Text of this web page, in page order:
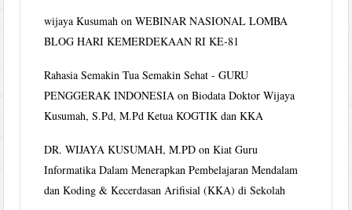
wijaya Kusumah onWEBINAR NASIONAL LOMBA
BLOG HARI KEMERDEKAAN RI KE-81
Rahasia Semakin Tua Semakin Sehat - GURU
PENGGERAK INDONESIA onBiodata Doktor Wijaya
Kusumah, S.Pd, M.Pd Ketua KOGTIK dan KKA
DR. WIJAYA KUSUMAH, M.PD onKiat Guru
Informatika Dalam Menerapkan Pembelajaran Mendalam
dan Koding & Kecerdasan Arifisial (KKA) di Sekolah